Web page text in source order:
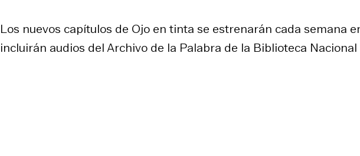
Los nuevos capítulos de Ojo en tinta se estrenarán cada semana
incluirán audios del Archivo de la Palabra de la Biblioteca Nacional